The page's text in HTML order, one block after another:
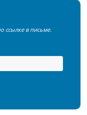
ссылке в письме.